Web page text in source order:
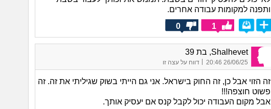
ותפנה למקומות עבודה אחרים.
1
0
Shalhevet, בת 39
26/06/25 20:46 דווח על עצה זו
זה הזוי אבל כן, זה החוק בישראל. אני גם הייתי בשוק שגיליתי את זה. זה
פשוט חוצפה!!!
אבל מקום העבודה יכול לקבל קנס אם יעסיק אותך.